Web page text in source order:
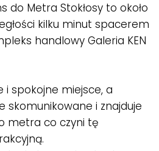
do Metra Stokłosy to około
kilku minut spacerem
handlowy Galeria KEN
i spokojne miejsce, a
skomunikowane i znajduje
metra co czyni tę